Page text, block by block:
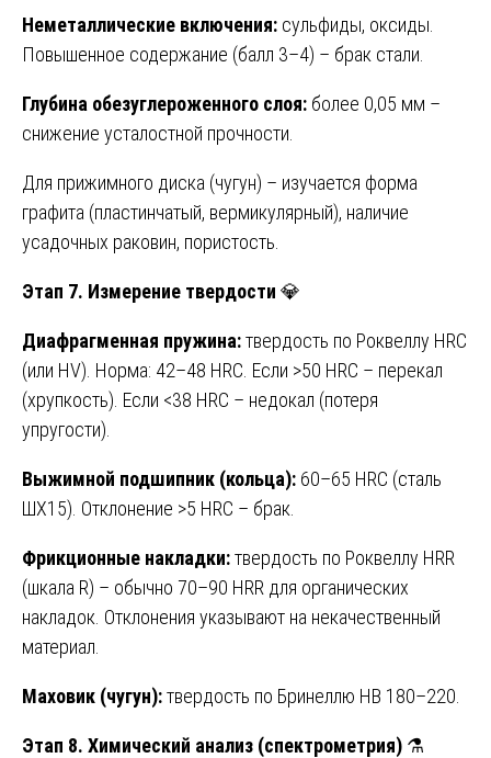
Неметаллические включения: сульфиды, оксиды.
Повышенное содержание (балл 3–4) – брак стали.
Глубина обезуглероженного слоя: более 0,05 мм –
снижение усталостной прочности.
Для прижимного диска (чугун) – изучается форма
графита (пластинчатый, вермикулярный), наличие
усадочных раковин, пористость.
Этап 7. Измерение твердости 💎
Диафрагменная пружина:твердость по Роквеллу HRC
(или HV). Норма: 42–48 HRC. Если >50 HRC – перекал
(хрупкость). Если <38 HRC – недокал (потеря
упругости).
Выжимной подшипник (кольца): 60–65 HRC (сталь
ШХ15). Отклонение >5 HRC – брак.
Фрикционные накладки:твердость по Роквеллу HRR
(шкала R) – обычно 70–90 HRR для органических
накладок. Отклонения указывают на некачественный
материал.
Маховик (чугун):твердость по Бринеллю HB 180–220.
Этап 8. Химический анализ (спектрометрия) ⚗️